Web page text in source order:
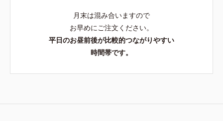
月末は混み合いますので
お早めにご注文ください。
平日のお昼前後が比較的つながりやすい
時間帯です。